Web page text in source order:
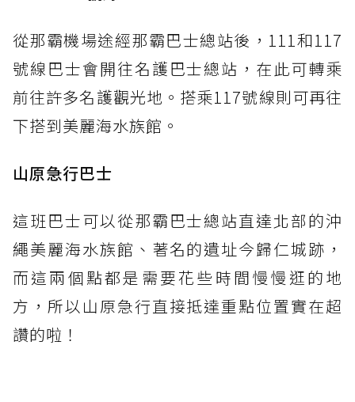
從那霸機場途經那霸巴士總站後，111和117
號線巴士會開往名護巴士總站，在此可轉乘
前往許多名護觀光地。搭乘117號線則可再往
下搭到美麗海水族館。
山原急行巴士
這班巴士可以從那霸巴士總站直達北部的沖
繩美麗海水族館、著名的遺址今歸仁城跡，
而這兩個點都是需要花些時間慢慢逛的地
方，所以山原急行直接抵達重點位置實在超
讚的啦！